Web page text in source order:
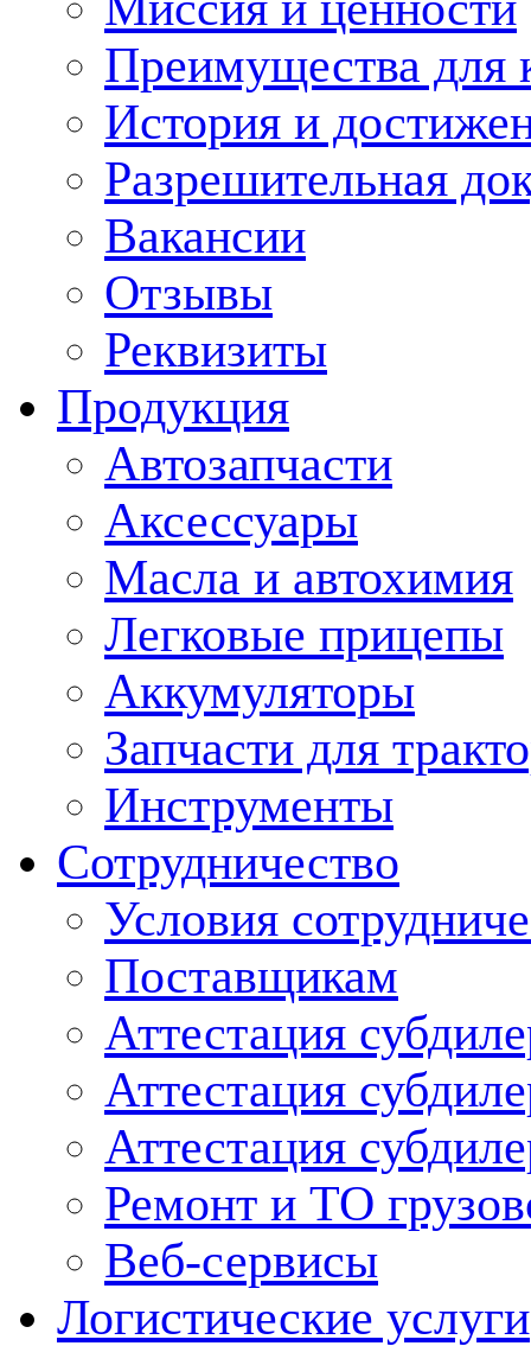
Преимущества для
История и
Разрешительная
Вакансии
Отзывы
Реквизиты
Продукция
Автозапчасти
Аксессуары
Масла и автохимия
Легковые прицепы
Аккумуляторы
Запчасти для
Инструменты
Сотрудничество
Условия
Поставщикам
Аттестация
Аттестация
Аттестация
Ремонт и ТО
Веб-сервисы
Логистические услуги